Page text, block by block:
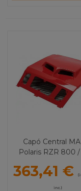
Capó Central
Polaris RZR 800
363,41 €
inc.)